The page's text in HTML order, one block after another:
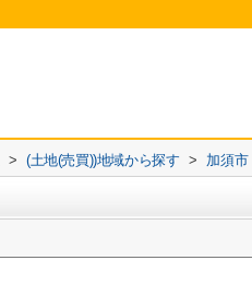
> (土地(売買))地域から探す > 加須市